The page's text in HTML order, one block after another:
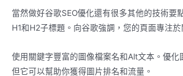
當然做好谷歌SEO優化還有很多其他的技術要
H1和H2子標題。向谷歌強調，您的頁面專注於
使用關鍵字豐富的圖像檔案名和Alt文本。優化
但它可以幫助你獲得圖片排名和流量。